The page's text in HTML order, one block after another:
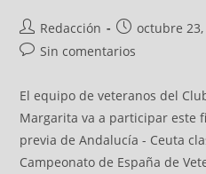
Redacción octubre 23,
Sin comentarios
El equipo de veteranos del
Margarita va a participar este
previa de Andalucía - Ceuta
Campeonato de España de